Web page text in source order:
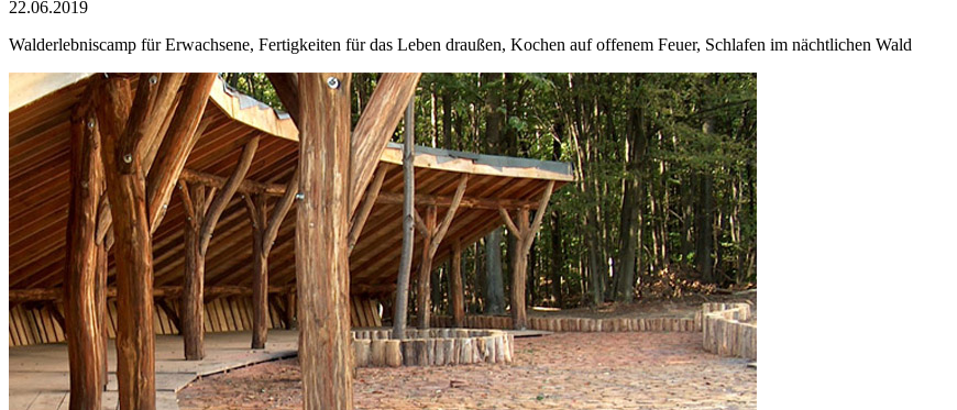
22.06.2019
Walderlebniscamp für Erwachsene, Fertigkeiten für das Leben draußen, Kochen auf offenem Feuer, Schlafen im nächtlichen Wald